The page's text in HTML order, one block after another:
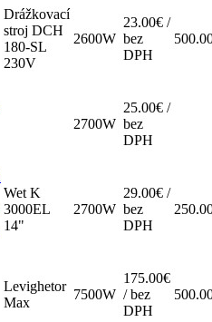
Drážkovací
stroj DCH
180-SL
230V
2600W
23.00€ /
bez
DPH
2700W
25.00€ /
bez
DPH
Wet K
3000EL
14"
2700W
29.00€ /
bez
DPH
Levighetor
Max
7500W
175.00€
/ bez
DPH